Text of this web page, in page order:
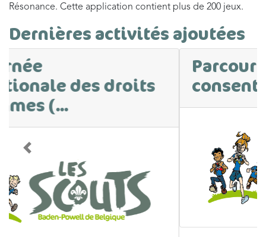
Résonance. Cette application contient plus de 200 jeux.
Dernières activités ajoutées
Parcours sur le
consentement
Précédent